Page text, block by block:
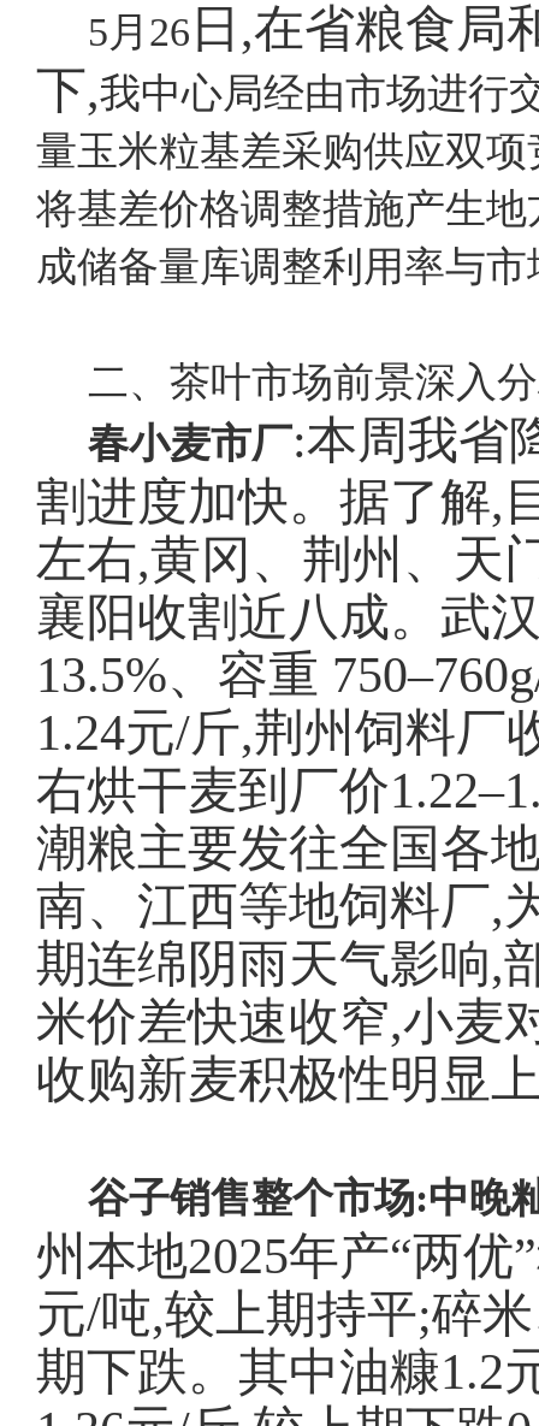
5月26 日 ,在省粮食局
下,我中心局经由市场进行
量玉米粒基差采购供应双
将基差价格调整措施产生
成储备量库调整利用率与
二、茶叶市场前景深入
春小麦市厂:本周我省
割进度加快。据了解,
左右,黄冈、荆州、天
襄阳收割近八成。武
13.5%、容重
1.24元/斤,荆州饲料厂
右烘干麦到厂价
潮粮主要发往全国各
南、江西等地饲料厂,
期连绵阴雨天气影响,
米价差快速收窄,小麦
收购新麦积极性明显
谷子销售整个市场:中晚
州本地2025年产“两优
元/吨,较上期持平;碎
期下跌。其中油糠1.2